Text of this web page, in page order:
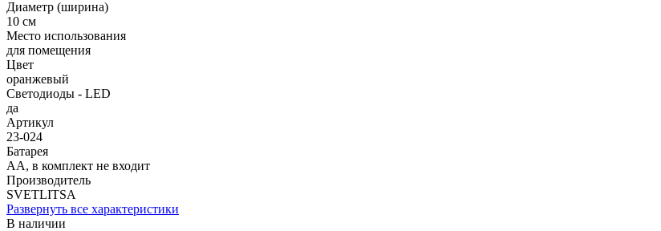
Диаметр (ширина)
10 см
Место использования
для помещения
Цвет
оранжевый
Светодиоды - LED
да
Артикул
23-024
Батарея
АА, в комплект не входит
Производитель
SVETLITSA
Развернуть все характеристики
В наличии